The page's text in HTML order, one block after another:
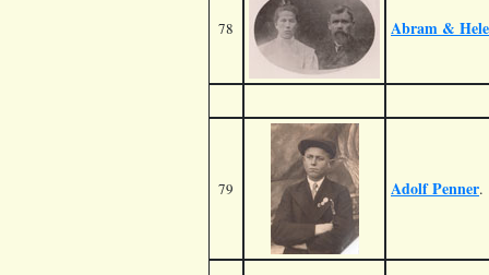
78 Abram &
79 Adolf Penner.